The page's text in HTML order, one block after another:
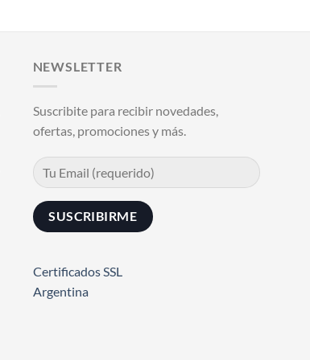
NEWSLETTER
Suscribite para recibir novedades,
ofertas, promociones y más.
Certificados SSL
Argentina